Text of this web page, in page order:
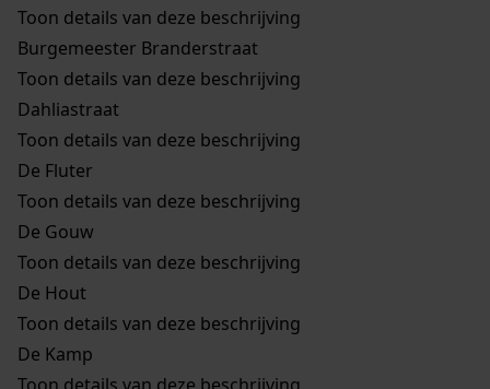
Toon details van deze beschrijving
Burgemeester Branderstraat
Toon details van deze beschrijving
Dahliastraat
Toon details van deze beschrijving
De Fluter
Toon details van deze beschrijving
De Gouw
Toon details van deze beschrijving
De Hout
Toon details van deze beschrijving
De Kamp